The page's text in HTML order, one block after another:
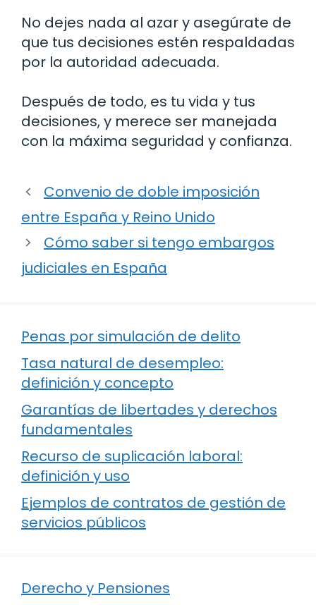
No dejes nada al azar y asegúrate de
que tus decisiones estén respaldadas
por la autoridad adecuada.
Después de todo, es tu vida y tus
decisiones, y merece ser manejada
con la máxima seguridad y confianza.
Convenio de doble imposición
entre España y Reino Unido
Cómo saber si tengo embargos
judiciales en España
Penas por simulación de delito
Tasa natural de desempleo:
definición y concepto
Garantías de libertades y derechos
fundamentales
Recurso de suplicación laboral:
definición y uso
Ejemplos de contratos de gestión de
servicios públicos
Derecho y Pensiones